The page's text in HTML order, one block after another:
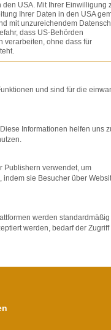
einer relativen
Die
nicht
besteht.
USA. Mit Ihrer Einwilligung
Ihrer Daten in den USA
mit unzureichendem
dass US-Behörden
verarbeiten, ohne dass für
für die eine
und sind für die
Informationen helfen uns
Publishern verwendet, um
sie Besucher über
werden standardmäßig
werden, bedarf der Zugriff